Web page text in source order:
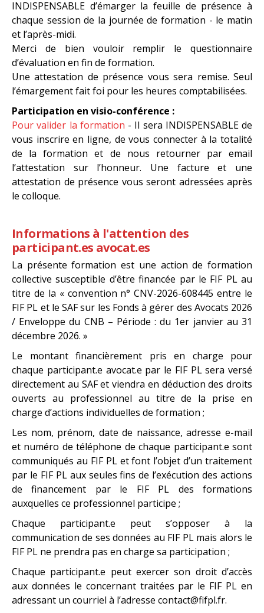
INDISPENSABLE d’émarger la feuille de présence à
chaque session de la journée de formation - le matin
et l’après-midi.
Merci de bien vouloir remplir le questionnaire
d’évaluation en fin de formation.
Une attestation de présence vous sera remise. Seul
l’émargement fait foi pour les heures comptabilisées.
Participation en visio-conférence :
Pour valider la formation - Il sera INDISPENSABLE de
vous inscrire en ligne, de vous connecter à la totalité
de la formation et de nous retourner par email
l’attestation sur l’honneur. Une facture et une
attestation de présence vous seront adressées après
le colloque.
Informations à l'attention des
participant.es avocat.es
La présente formation est une action de formation
collective susceptible d’être financée par le FIF PL au
titre de la « convention n° CNV-2026-608445 entre le
FIF PL et le SAF sur les Fonds à gérer des Avocats 2026
/ Enveloppe du CNB – Période : du 1er janvier au 31
décembre 2026. »
Le montant financièrement pris en charge pour
chaque participant.e avocat.e par le FIF PL sera versé
directement au SAF et viendra en déduction des droits
ouverts au professionnel au titre de la prise en
charge d’actions individuelles de formation ;
Les nom, prénom, date de naissance, adresse e-mail
et numéro de téléphone de chaque participant.e sont
communiqués au FIF PL et font l’objet d’un traitement
par le FIF PL aux seules fins de l’exécution des actions
de financement par le FIF PL des formations
auxquelles ce professionnel participe ;
Chaque participant.e peut s’opposer à la
communication de ses données au FIF PL mais alors le
FIF PL ne prendra pas en charge sa participation ;
Chaque participant.e peut exercer son droit d’accès
aux données le concernant traitées par le FIF PL en
adressant un courriel à l’adresse contact@fifpl.fr.